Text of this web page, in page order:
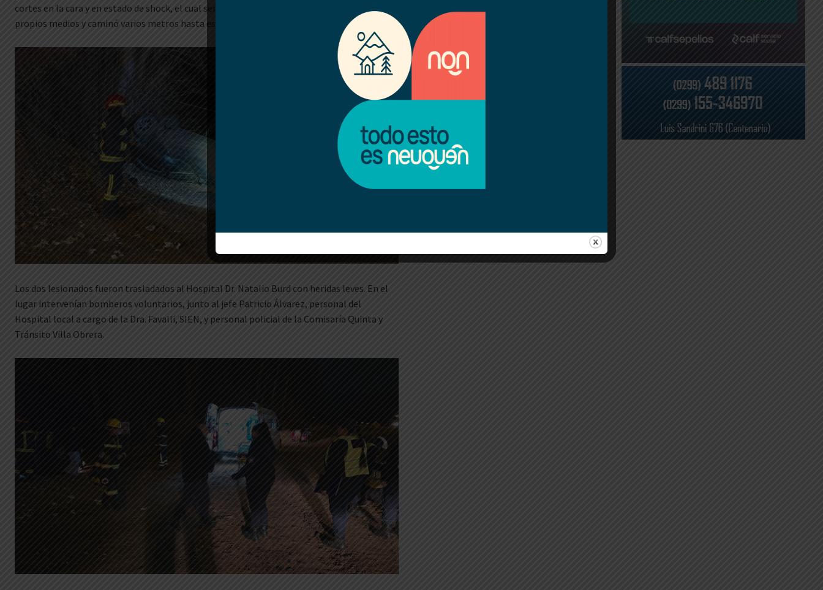
cortes en la cara y en estado de shock, el cual sería el conductor y habría salido por sus
propios medios y caminó varios metros hasta ese lugar.
Los dos lesionados fueron trasladados al Hospital Dr. Natalio Burd con heridas leves. En el
lugar intervenían bomberos voluntarios, junto al jefe Patricio Álvarez, personal del
Hospital local a cargo de la Dra. Favalli, SIEN, y personal policial de la Comisaría Quinta y
Tránsito Villa Obrera.